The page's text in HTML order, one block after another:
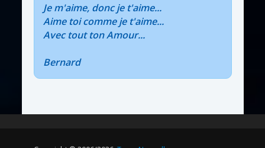
Je m'aime, donc je t'aime...
Aime toi comme je t'aime...
Avec tout ton Amour...
Bernard